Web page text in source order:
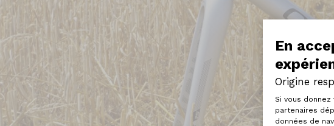
En
Origine
Si vous
partenaires
données de